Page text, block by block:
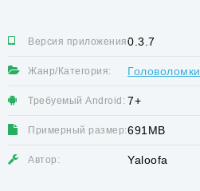
Версия приложения:0.3.7
Жанр/Категория: Головоломки
Требуемый Android: 7+
Примерный размер:691MB
Автор: Yaloofa